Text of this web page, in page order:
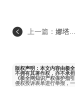
上一篇： 娜塔...
版权声明：本文内容由极
不拥有其著作权，亦不承
《极全网知识产权保护指
侵权投诉表单进行举报，